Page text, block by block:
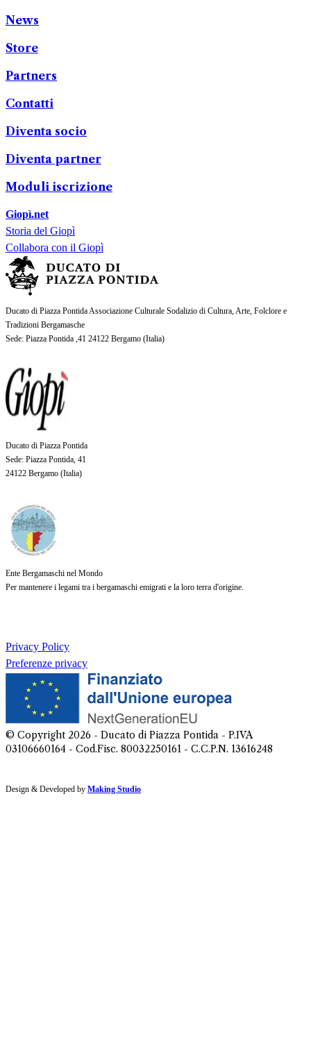
News
Store
Partners
Contatti
Diventa socio
Diventa partner
Moduli iscrizione
Giopì.net
Storia del Giopì
Collabora con il Giopì
Ducato di Piazza Pontida Associazione Culturale Sodalizio di Cultura, Arte, Folclore e
Tradizioni Bergamasche
Sede: Piazza Pontida ,41 24122 Bergamo (Italia)
Ducato di Piazza Pontida
Sede: Piazza Pontida, 41
24122 Bergamo (Italia)
Ente Bergamaschi nel Mondo
Per mantenere i legami tra i bergamaschi emigrati e la loro terra d'origine.
Privacy Policy
Preferenze privacy
© Copyright 2026 - Ducato di Piazza Pontida - P.IVA
03106660164 - Cod.Fisc. 80032250161 - C.C.P.N. 13616248
Design & Developed by Making Studio